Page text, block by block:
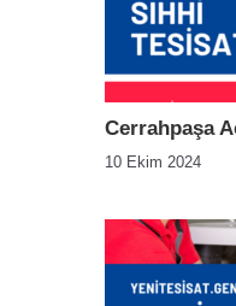
Cerrahpaşa
10 Ekim 2024